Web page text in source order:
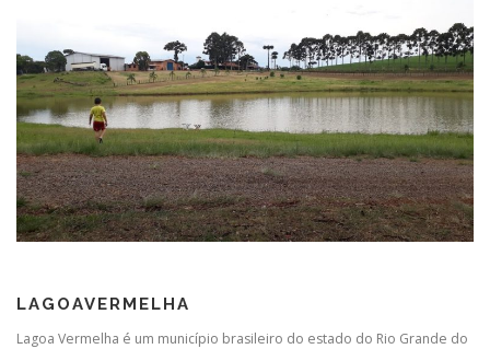
LAGOAVERMELHA
Lagoa Vermelha é um município brasileiro do estado do Rio Grande do